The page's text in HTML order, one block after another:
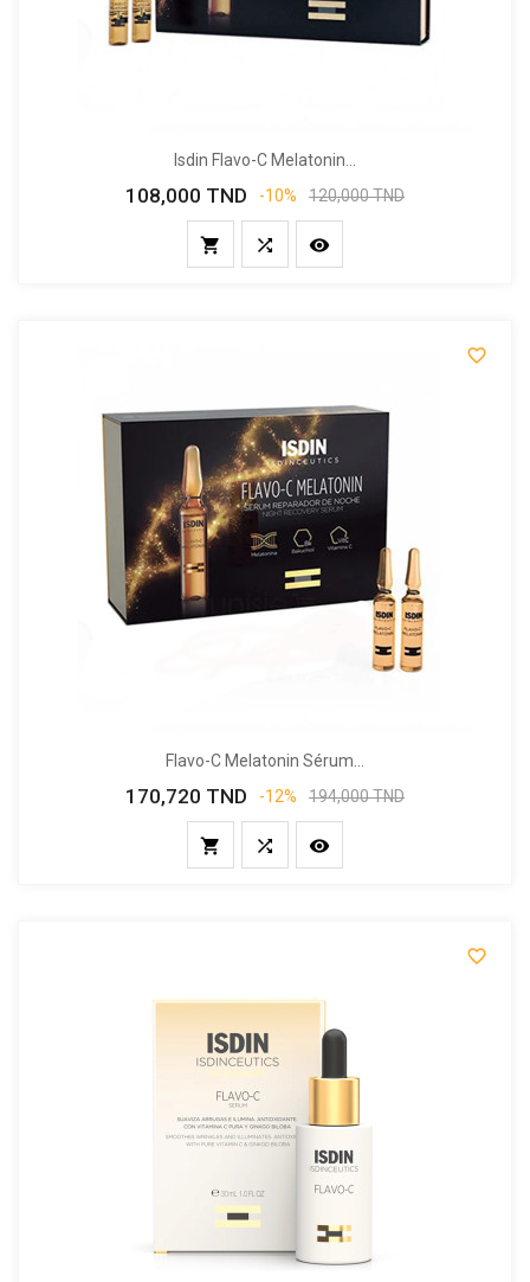
Isdin Flavo-C Melatonin...
Prix
108,000 TND
Prix
-10% 120,000 TND
  

Flavo-C Melatonin Sérum...
Prix
170,720 TND
Prix
-12% 194,000 TND
  
